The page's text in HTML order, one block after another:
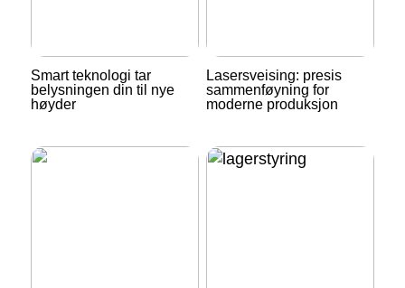
Smart teknologi tar
belysningen din til nye
høyder
Lasersveising: presis
sammenføyning for
moderne produksjon